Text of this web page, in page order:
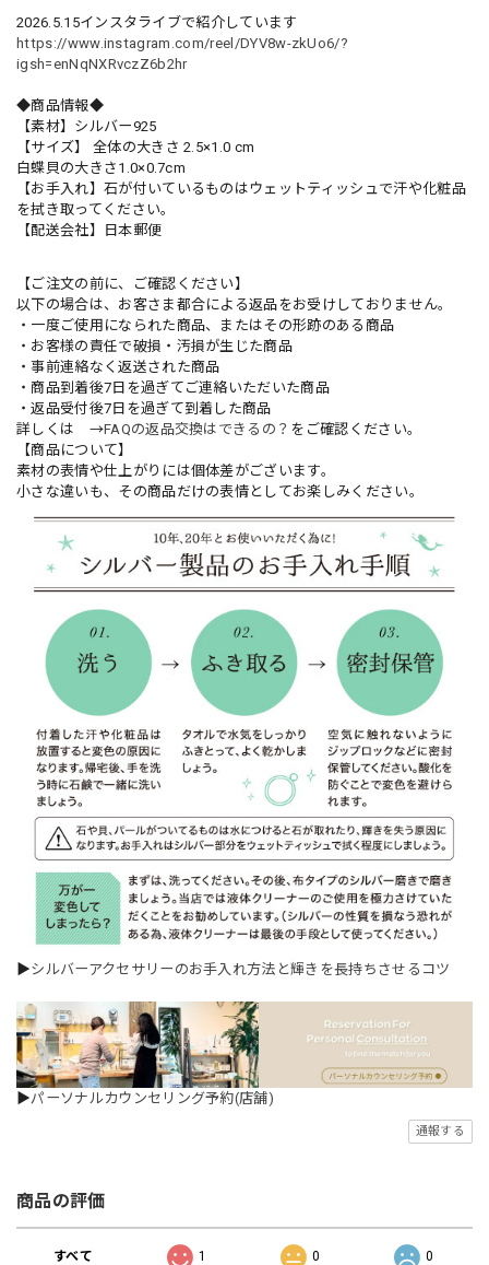
2026.5.15インスタライブで紹介しています
https://www.instagram.com/reel/DYV8w-zkUo6/?
igsh=enNqNXRvczZ6b2hr
◆商品情報◆
【素材】シルバー925
【サイズ】 全体の大きさ 2.5×1.0 cm
白蝶貝の大きさ1.0×0.7cm
【お手入れ】石が付いているものはウェットティッシュで汗や化粧品
を拭き取ってください。
【配送会社】日本郵便
【ご注文の前に、ご確認ください】
以下の場合は、お客さま都合による返品をお受けしておりません。
・一度ご使用になられた商品、またはその形跡のある商品
・お客様の責任で破損・汚損が生じた商品
・事前連絡なく返送された商品
・商品到着後7日を過ぎてご連絡いただいた商品
・返品受付後7日を過ぎて到着した商品
詳しくは →FAQの返品交換はできるの？ をご確認ください。
【商品について】
素材の表情や仕上がりには個体差がございます。
小さな違いも、その商品だけの表情としてお楽しみください。
▶シルバーアクセサリーのお手入れ方法と輝きを長持ちさせるコツ
▶パーソナルカウンセリング予約(店舗)
通報する
商品の評価
すべて 1 0 0